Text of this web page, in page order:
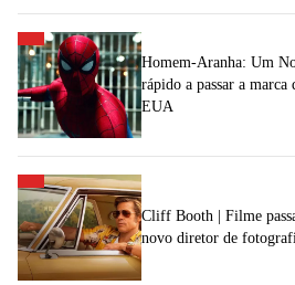
Homem-Aranha: Um
rápido a passar a
EUA
Cliff Booth | Filme
novo diretor de